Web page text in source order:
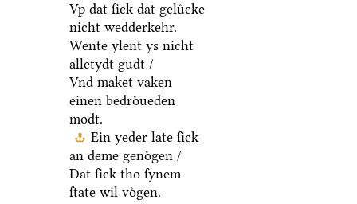
Vp dat ſick dat geluͤcke
nicht wedderkehr.
Wente ylent ys nicht
alletydt gudt /
Vnd maket vaken
einen bedroͤueden
modt.
Ein yeder late ſick
an deme genoͤgen /
Dat ſick tho ſynem
ſtate wil voͤgen.